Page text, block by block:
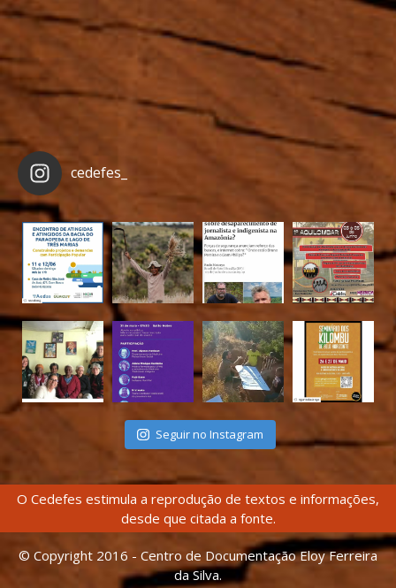
cedefes_
Seguir no Instagram
O Cedefes estimula a reprodução de textos e informações,
desde que citada a fonte.
© Copyright 2016 - Centro de Documentação Eloy Ferreira
da Silva.